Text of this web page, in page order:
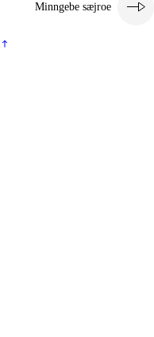
Minngebe sæjroe